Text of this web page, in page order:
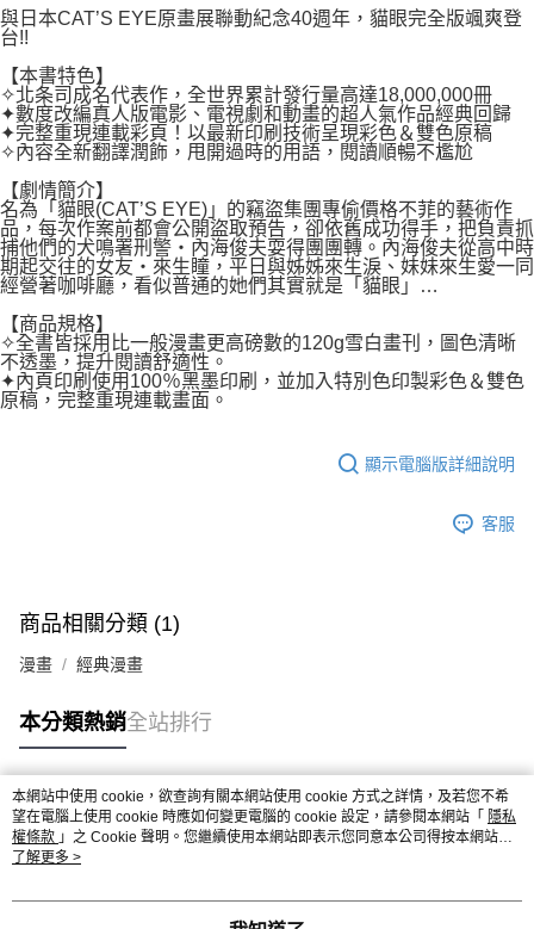
請求用戶進行身份認證。
與日本CAT’S EYE原畫展聯動紀念40週年，貓眼完全版颯爽登
台!!
【本書特色】
✧北条司成名代表作，全世界累計發行量高達18,000,000冊
✦數度改編真人版電影、電視劇和動畫的超人氣作品經典回歸
✦完整重現連載彩頁！以最新印刷技術呈現彩色＆雙色原稿
✧內容全新翻譯潤飾，甩開過時的用語，閱讀順暢不尷尬
【劇情簡介】
名為「貓眼(CAT’S EYE)」的竊盜集團專偷價格不菲的藝術作
品，每次作案前都會公開盜取預告，卻依舊成功得手，把負責抓
捕他們的犬鳴署刑警‧內海俊夫耍得團團轉。內海俊夫從高中時
期起交往的女友‧來生瞳，平日與姊姊來生淚、妹妹來生愛一同
經營著咖啡廳，看似普通的她們其實就是「貓眼」…
【商品規格】
✧全書皆採用比一般漫畫更高磅數的120g雪白畫刊，圖色清晰
不透墨，提升閱讀舒適性。
✦內頁印刷使用100％黑墨印刷，並加入特別色印製彩色＆雙色
原稿，完整重現連載畫面。
顯示電腦版詳細說明
客服
商品相關分類 (1)
漫畫 經典漫畫
本分類熱銷全站排行
熱門標籤
本網站中使用 cookie，欲查詢有關本網站使用 cookie 方式之詳情，及若您不希
望在電腦上使用 cookie 時應如何變更電腦的 cookie 設定，請參閱本網站「 隱私
權條款 」之 Cookie 聲明。您繼續使用本網站即表示您同意本公司得按本網站使
用條款之 Cookie 聲明使用 cookie。
了解更多 >